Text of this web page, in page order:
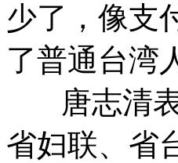
少了，像支
了普通台湾
唐志清表
省妇联、省